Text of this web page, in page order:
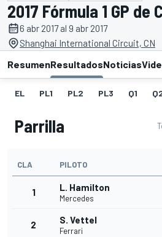
2017 Fórmula 1 GP de
6 abr 2017 al 9 abr 2017
Shanghai International Circuit, CN
ResumenResultadosNoticias
EL PL1 PL2 PL3 Q1
Parrilla
CLA PILOTO
1 L. Hamilton
Mercedes
2 S. Vettel
Ferrari